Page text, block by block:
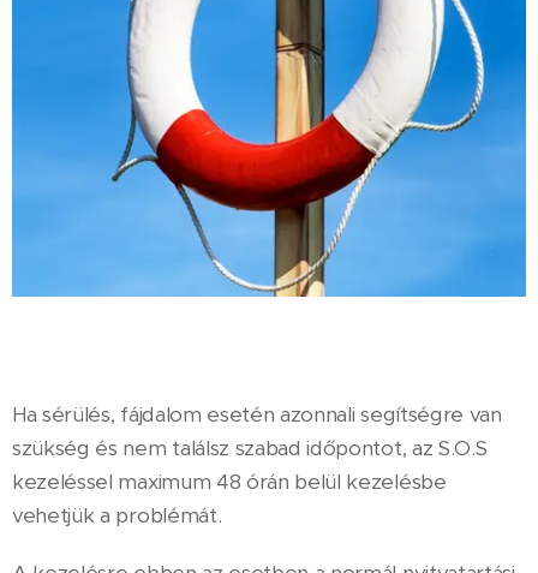
Ha sérülés, fájdalom esetén azonnali segítségre van
szükség és nem találsz szabad időpontot, az S.O.S
kezeléssel maximum 48 órán belül kezelésbe
vehetjük a problémát.